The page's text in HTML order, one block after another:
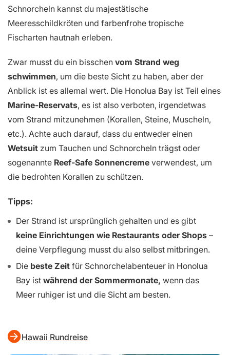
Schnorcheln kannst du majestätische
Meeresschildkröten und farbenfrohe tropische
Fischarten hautnah erleben.
Zwar musst du ein bisschen vom Strand weg
schwimmen, um die beste Sicht zu haben, aber der
Anblick ist es allemal wert. Die Honolua Bay ist Teil eines
Marine-Reservats, es ist also verboten, irgendetwas
vom Strand mitzunehmen (Korallen, Steine, Muscheln,
etc.). Achte auch darauf, dass du entweder einen
Wetsuit zum Tauchen und Schnorcheln trägst oder
sogenannte Reef-Safe Sonnencreme verwendest, um
die bedrohten Korallen zu schützen.
Tipps:
Der Strand ist ursprünglich gehalten und es gibt
keine Einrichtungen wie Restaurants oder Shops –
deine Verpflegung musst du also selbst mitbringen.
Die beste Zeit für Schnorchelabenteuer in Honolua
Bay ist während der Sommermonate, wenn das
Meer ruhiger ist und die Sicht am besten.
Hawaii Rundreise